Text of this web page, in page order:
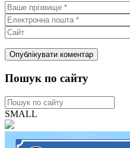
Пошук по сайту
SMALL